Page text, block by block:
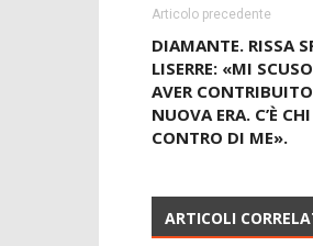
Articolo precedente
DIAMANTE. RISSA
LISERRE: «MI
AVER
NUOVA ERA. C’È
CONTRO DI ME».
ARTICOLI